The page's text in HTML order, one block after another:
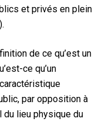
et privés en plein
de ce qu’est un
ce qu’un
par opposition à
du lieu physique du